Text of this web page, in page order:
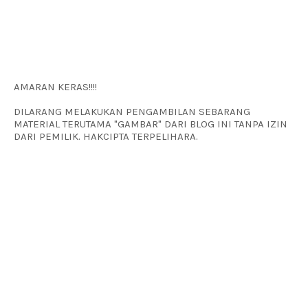
AMARAN KERAS!!!!
DILARANG MELAKUKAN PENGAMBILAN SEBARANG
MATERIAL TERUTAMA "GAMBAR" DARI BLOG INI TANPA IZIN
DARI PEMILIK. HAKCIPTA TERPELIHARA.